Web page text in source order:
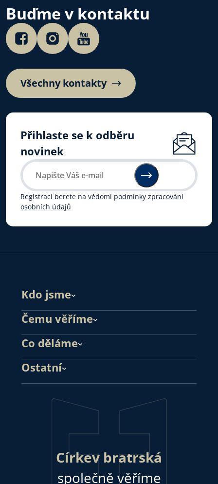
Buďme v kontaktu
Všechny kontakty
Přihlaste se k odběru
novinek
Registrací berete na vědomí podmínky zpracování
osobních údajů
Kdo jsme
Čemu věříme
Co děláme
Ostatní
Církev bratrská
společně věříme